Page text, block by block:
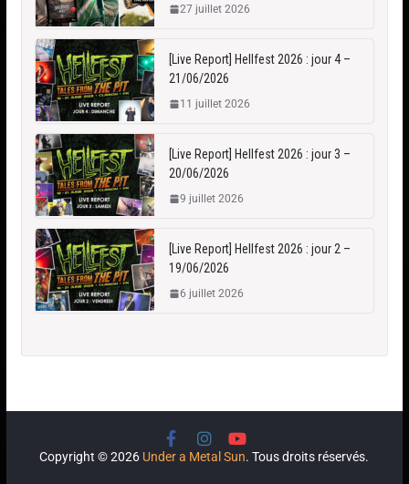
27 juillet 2026
[Live Report] Hellfest 2026 : jour 4 –
21/06/2026
11 juillet 2026
[Live Report] Hellfest 2026 : jour 3 –
20/06/2026
9 juillet 2026
[Live Report] Hellfest 2026 : jour 2 –
19/06/2026
6 juillet 2026
Copyright © 2026 Under a Metal Sun. Tous droits réservés.